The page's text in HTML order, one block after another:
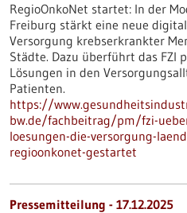
RegioOnkoNet startet: In der
Freiburg stärkt eine neue
Versorgung krebserkrankter
Städte. Dazu überführt das FZI
Lösungen in den
Patienten.
https://
bw.de/fachbeitrag/pm/fzi-
loesungen-die-versorgung-
regioonkonet-gestartet
Pressemitteilung - 17.12.2025